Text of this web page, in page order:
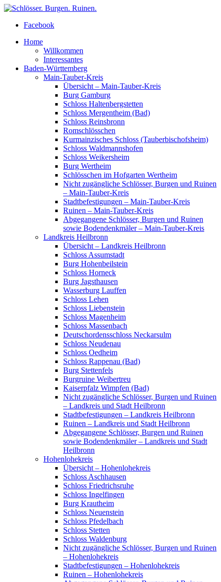
Facebook
Home
Willkommen
Interessantes
Baden-Württemberg
Main-Tauber-Kreis
Übersicht – Main-Tauber-Kreis
Burg Gamburg
Schloss Haltenbergstetten
Schloss Mergentheim (Bad)
Schloss Reinsbronn
Romschlösschen
Kurmainzisches Schloss (Tauberbischofsheim)
Schloss Waldmannshofen
Schloss Weikersheim
Burg Wertheim
Schlösschen im Hofgarten Wertheim
Nicht zugängliche Schlösser, Burgen und Ruinen
– Main-Tauber-Kreis
Stadtbefestigungen – Main-Tauber-Kreis
Ruinen – Main-Tauber-Kreis
Abgegangene Schlösser, Burgen und Ruinen
sowie Bodendenkmäler – Main-Tauber-Kreis
Landkreis Heilbronn
Übersicht – Landkreis Heilbronn
Schloss Assumstadt
Burg Hohenbeilstein
Schloss Horneck
Burg Jagsthausen
Wasserburg Lauffen
Schloss Lehen
Schloss Liebenstein
Schloss Magenheim
Schloss Massenbach
Deutschordensschloss Neckarsulm
Schloss Neudenau
Schloss Oedheim
Schloss Rappenau (Bad)
Burg Stettenfels
Burgruine Weibertreu
Kaiserpfalz Wimpfen (Bad)
Nicht zugängliche Schlösser, Burgen und Ruinen
– Landkreis und Stadt Heilbronn
Stadtbefestigungen – Landkreis Heilbronn
Ruinen – Landkreis und Stadt Heilbronn
Abgegangene Schlösser, Burgen und Ruinen
sowie Bodendenkmäler – Landkreis und Stadt
Heilbronn
Hohenlohekreis
Übersicht – Hohenlohekreis
Schloss Aschhausen
Schloss Friedrichsruhe
Schloss Ingelfingen
Burg Krautheim
Schloss Neuenstein
Schloss Pfedelbach
Schloss Stetten
Schloss Waldenburg
Nicht zugängliche Schlösser, Burgen und Ruinen
– Hohenlohekreis
Stadtbefestigungen – Hohenlohekreis
Ruinen – Hohenlohekreis